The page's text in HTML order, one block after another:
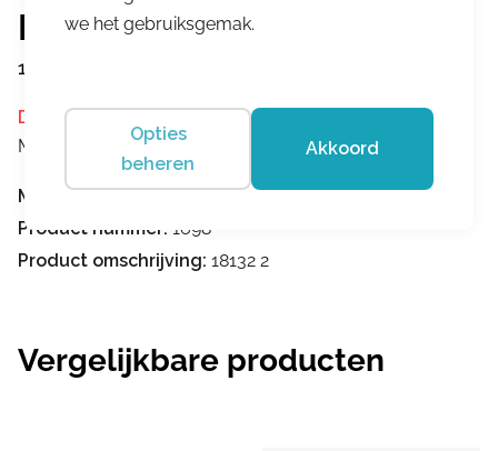
Hartjes
18132 2
Dit product is momenteel niet op voorraad.
Merk:
Merk:
Hartjes
Product nummer: 1698
Product omschrijving: 18132 2
Vergelijkbare producten
we het gebruiksgemak.
Opties
beheren
Akkoord